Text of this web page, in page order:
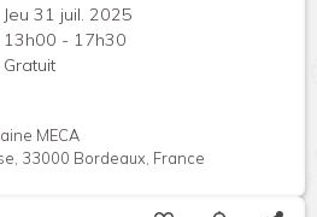
Jeu 31 juil. 2025
13h00 - 17h30
Gratuit
MECA
33000 Bordeaux, France